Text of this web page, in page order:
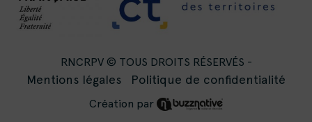
RNCRPV © TOUS DROITS RÉSERVÉS -
Mentions légales Politique de confidentialité
Création par